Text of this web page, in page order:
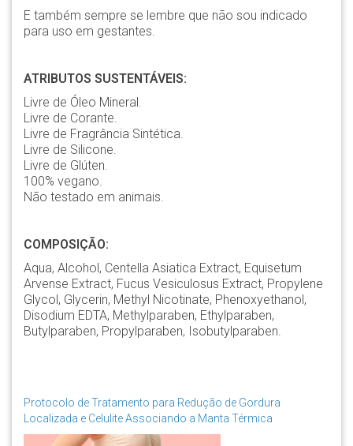
E também sempre se lembre que não sou indicado
para uso em gestantes.
ATRIBUTOS SUSTENTÁVEIS:
Livre de Óleo Mineral.
Livre de Corante.
Livre de Fragrância Sintética.
Livre de Silicone.
Livre de Glúten.
100% vegano.
Não testado em animais.
COMPOSIÇÃO:
Aqua, Alcohol, Centella Asiatica Extract, Equisetum
Arvense Extract, Fucus Vesiculosus Extract, Propylene
Glycol, Glycerin, Methyl Nicotinate, Phenoxyethanol,
Disodium EDTA, Methylparaben, Ethylparaben,
Butylparaben, Propylparaben, Isobutylparaben.
Protocolo de Tratamento para Redução de Gordura
Localizada e Celulite Associando a Manta Térmica